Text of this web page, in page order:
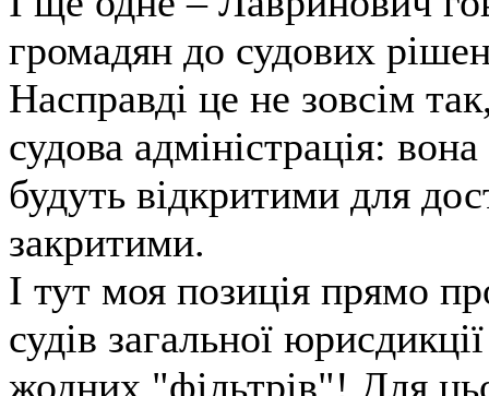
громадян до судових
Насправді це не зовсім
судова адміністрація:
будуть відкритими для
закритими.
І тут моя позиція прямо
судів загальної
жодних "фільтрів"! Для